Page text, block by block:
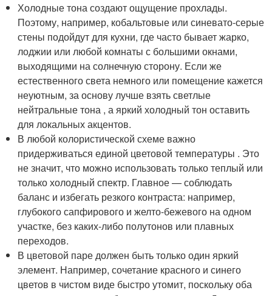
Холодные тона создают ощущение прохлады.
Поэтому, например, кобальтовые или синевато-серые
стены подойдут для кухни, где часто бывает жарко,
лоджии или любой комнаты с большими окнами,
выходящими на солнечную сторону. Если же
естественного света немного или помещение кажется
неуютным, за основу лучше взять светлые
нейтральные тона , а яркий холодный тон оставить
для локальных акцентов.
В любой колористической схеме важно
придерживаться единой цветовой температуры . Это
не значит, что можно использовать только теплый или
только холодный спектр. Главное — соблюдать
баланс и избегать резкого контраста: например,
глубокого сапфирового и желто-бежевого на одном
участке, без каких-либо полутонов или плавных
переходов.
В цветовой паре должен быть только один яркий
элемент. Например, сочетание красного и синего
цветов в чистом виде быстро утомит, поскольку оба